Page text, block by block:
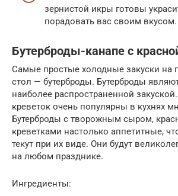
зернистой икры готовы
порадовать вас своим вкусом.
Бутерброды-канапе с
Самые простые холодные закуски на
стол — бутерброды. Бутерброды
наиболее распространенной
креветок очень популярны в кухнях
Бутерброды с творожным сыром,
креветками настолько аппетитные,
текут при их виде. Они будут
на любом празднике.
Ингредиенты: